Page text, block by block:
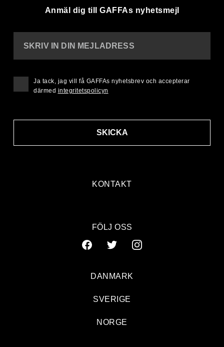
Anmäl dig till GAFFAs nyhetsmejl
KONTAKT
SKRIV IN DIN MEJLADRESS
SKICKA
Ja tack, jag vill få GAFFAs nyhetsbrev och accepterar
därmed integritetspolicyn
FÖLJ OSS
DANMARK
SVERIGE
NORGE